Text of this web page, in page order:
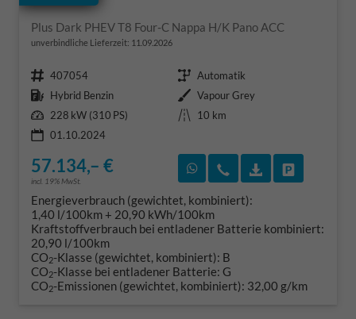
Plus Dark PHEV T8 Four-C Nappa H/K Pano ACC
unverbindliche Lieferzeit: 11.09.2026
Fahrzeugnr. 407054 Getriebe Automatik
Kraftstoff Hybrid Benzin Außenfarbe Vapour Grey
Leistung 228 kW (310 PS) Kilometerstand
10 km
01.10.2024
57.134,– €
incl. 19% MwSt.
Rückruf vereinbaren
Wir rufen Sie an
Energieverbrauch (gewichtet, kombiniert):
1,40 l/100km + 20,90 kWh/100km
Kraftstoffverbrauch bei entladener Batterie kombiniert:
20,90 l/100km
CO2-Klasse (gewichtet, kombiniert): B
CO2-Klasse bei entladener Batterie: G
CO2-Emissionen (gewichtet, kombiniert): 32,00 g/km